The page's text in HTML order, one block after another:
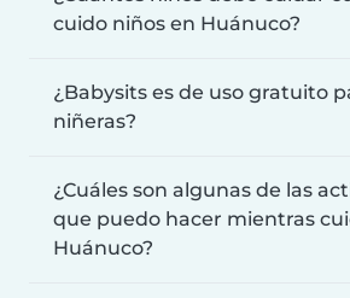
cuido niños en Huánuco?
¿Babysits es de uso gratuito
niñeras?
¿Cuáles son algunas de las
que puedo hacer mientras
Huánuco?